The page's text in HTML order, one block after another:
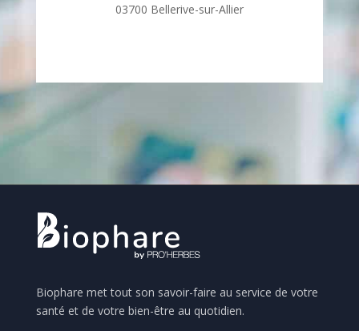
03700 Bellerive-sur-Allier
Biophare met tout son savoir-faire au service de votre
santé et de votre bien-être au quotidien.